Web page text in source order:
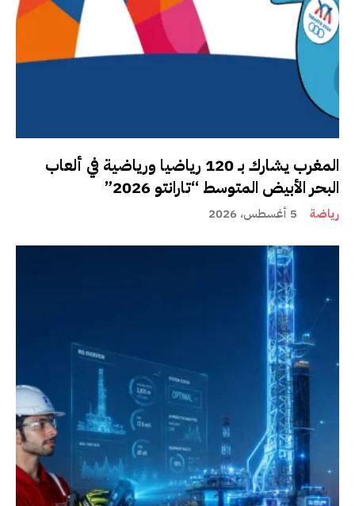
المغرب يشارك بـ 120 رياضيا ورياضية في ألعاب
البحر الأبيض المتوسط “تارانتو 2026”
رياضة 5 أغسطس، 2026